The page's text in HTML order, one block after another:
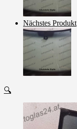
Nächstes Produkt
🔍